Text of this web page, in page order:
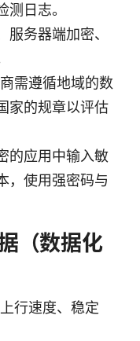
日志。
务器端加密、
需遵循地域的数
家的规章以评估
的应用中输入敏
，使用强密码与
（数据化
行速度、稳定